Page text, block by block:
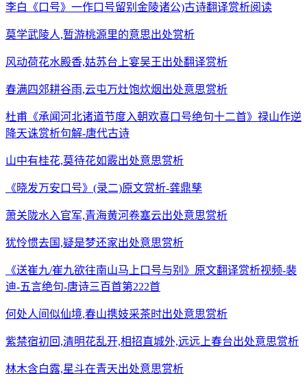
李白《口号》一作口号留别金陵诸公)古诗翻译赏析阅读
莫学武陵人,暂游桃源里的意思出处赏析
风动荷花水殿香,姑苏台上宴吴王出处翻译赏析
春满四郊耕谷雨,云屯万灶饱炊烟出处意思赏析
杜甫《承闻河北诸道节度入朝欢喜口号绝句十二首》禄山作逆
降天诛赏析句解-唐代古诗
山中有桂花,莫待花如霰出处意思赏析
《晓发万安口号》(录二)原文赏析-龚鼎孳
萧关陇水入官军,青海黄河卷塞云出处意思赏析
犹怜惯去国,疑是梦还家出处意思赏析
《送崔九/崔九欲往南山马上口号与别》原文翻译赏析视频-裴
迪-五言绝句-唐诗三百首第222首
何处人间似仙境,春山携妓采茶时出处意思赏析
紫禁宿初回,清明花乱开,相招直城外,远远上春台出处意思赏析
林木含白露,星斗在青天出处意思赏析